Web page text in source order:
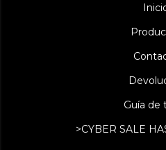
Guía de
>CYBER SALE